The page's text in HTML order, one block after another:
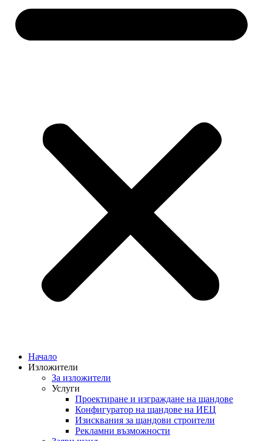
Начало
Изложители
За изложители
Услуги
Проектиране и изграждане на щандове
Конфигуратор на щандове на ИЕЦ
Изисквания за щандови строители
Рекламни възможности